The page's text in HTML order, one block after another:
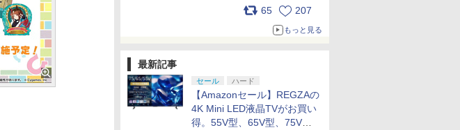
組み。味は恐怖を堪のう「味噌フレーバー」
65 207
もっと見る
最新記事
セール ハード
【Amazonセール】REGZAの
4K Mini LED液晶TVがお買い
得。55V型、65V型、75V型